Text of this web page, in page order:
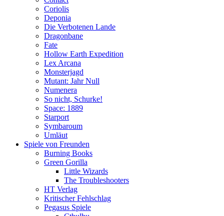
Coriolis
Deponia
Die Verbotenen Lande
Dragonbane
Fate
Hollow Earth Expedition
Lex Arcana
Monsterjagd
Mutant: Jahr Null
Numenera
So nicht, Schurke!
Space: 1889
Starport
Symbaroum
Umläut
Spiele von Freunden
Burning Books
Green Gorilla
Little Wizards
The Troubleshooters
HT Verlag
Kritischer Fehlschlag
Pegasus Spiele